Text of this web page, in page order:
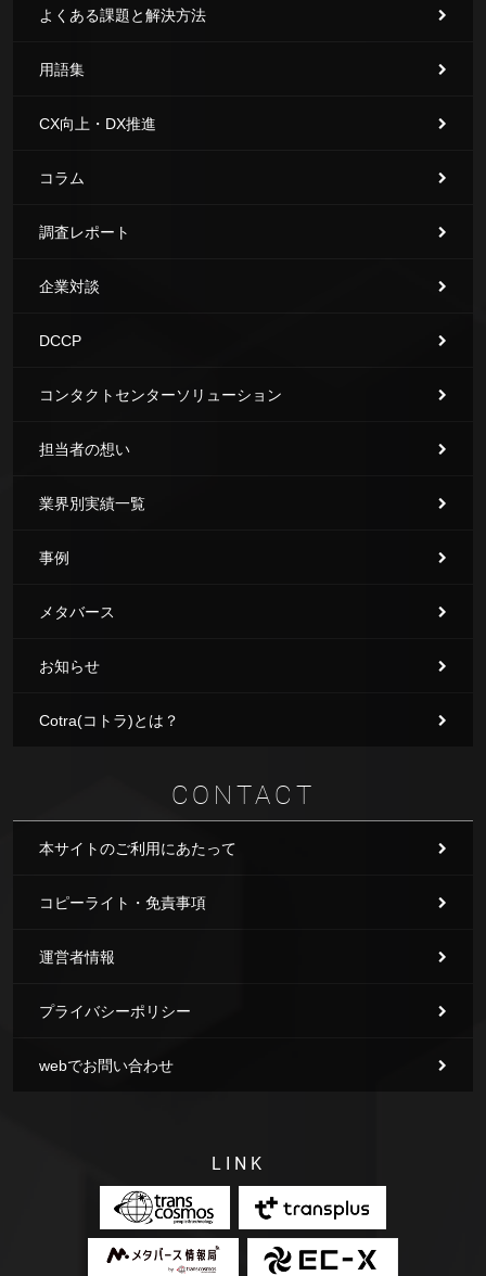
よくある課題と解決方法
用語集
CX向上・DX推進
コラム
調査レポート
企業対談
DCCP
コンタクトセンターソリューション
担当者の想い
業界別実績一覧
事例
メタバース
お知らせ
Cotra(コトラ)とは？
CONTACT
本サイトのご利用にあたって
コピーライト・免責事項
運営者情報
プライバシーポリシー
webでお問い合わせ
LINK